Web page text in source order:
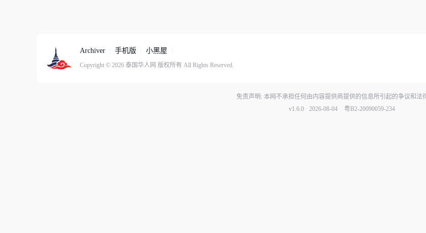
Archiver 手机版 小黑屋
Copyright © 2026 泰国华人网 版权所有 All Rights Reserved.
免责声明: 本网不承担任何由内容提供商提供的信息所引起的争议和法
v1.6.0 · 2026-08-04
粤B2-20090059-234